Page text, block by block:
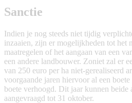
Sanctie
Indien je nog steeds niet tijdig
inzaaien, zijn er mogelijkheden tot het
maatregelen of het aangaan van een
een andere landbouwer. Zoniet zal er
van 250 euro per ha niet-gerealiseerd
voorgaande jaren hiervoor al een
boete verhoogd. Dit jaar kunnen beide
aangevraagd tot 31 oktober.